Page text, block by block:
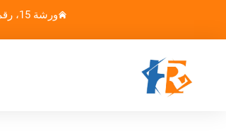
ورشة 15، رقم 2258، شارع سان شينغ وو كي سونغ، بلدة جين فنغ، مدينة تشانغجياجانغ، جيانغسو، الصين